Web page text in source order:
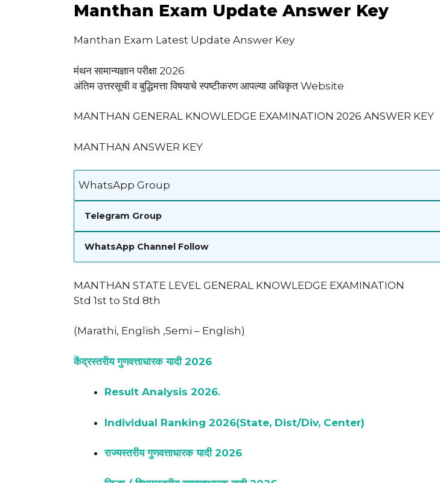
Manthan Exam Update Answer Key
Manthan Exam Latest Update Answer Key
मंथन सामान्यज्ञान परीक्षा 2026
अंतिम उत्तरसूची व बुद्धिमत्ता विषयाचे स्पष्टीकरण आपल्या अधिकृत Website
MANTHAN GENERAL KNOWLEDGE EXAMINATION 2026 ANSWER KEY
MANTHAN ANSWER KEY
WhatsApp Group
Telegram Group
WhatsApp Channel Follow
MANTHAN STATE LEVEL GENERAL KNOWLEDGE EXAMINATION
Std 1st to Std 8th
(Marathi, English ,Semi – English)
केंद्रस्तरीय गुणवत्ताधारक यादी 2026
Result Analysis 2026.
Individual Ranking 2026(State, Dist/Div, Center)
राज्यस्तरीय गुणवत्ताधारक यादी 2026